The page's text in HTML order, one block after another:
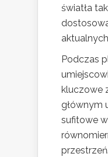
światła
Podczas
kluczowe
głównym
sufitowe